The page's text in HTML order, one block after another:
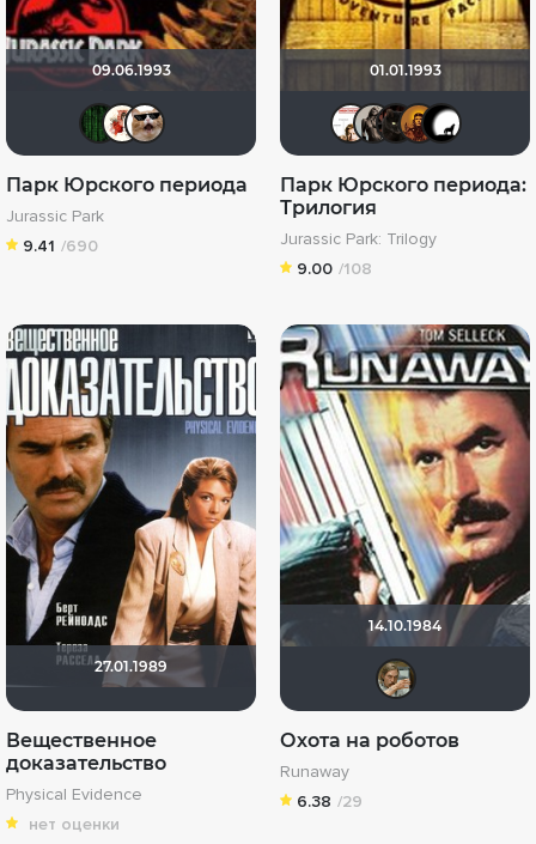
09.06.1993
Виктория555
Парк Юрского периода
Jurassic Park
9.41 /690
01.01.1993
Парк Юрского периода:
Трилогия
Jurassic Park: Trilogy
9.00 /108
27.01.1989
Вещественное
доказательство
Physical Evidence
нет оценки
14.10.1984
Охота на роботов
Runaway
6.38 /29